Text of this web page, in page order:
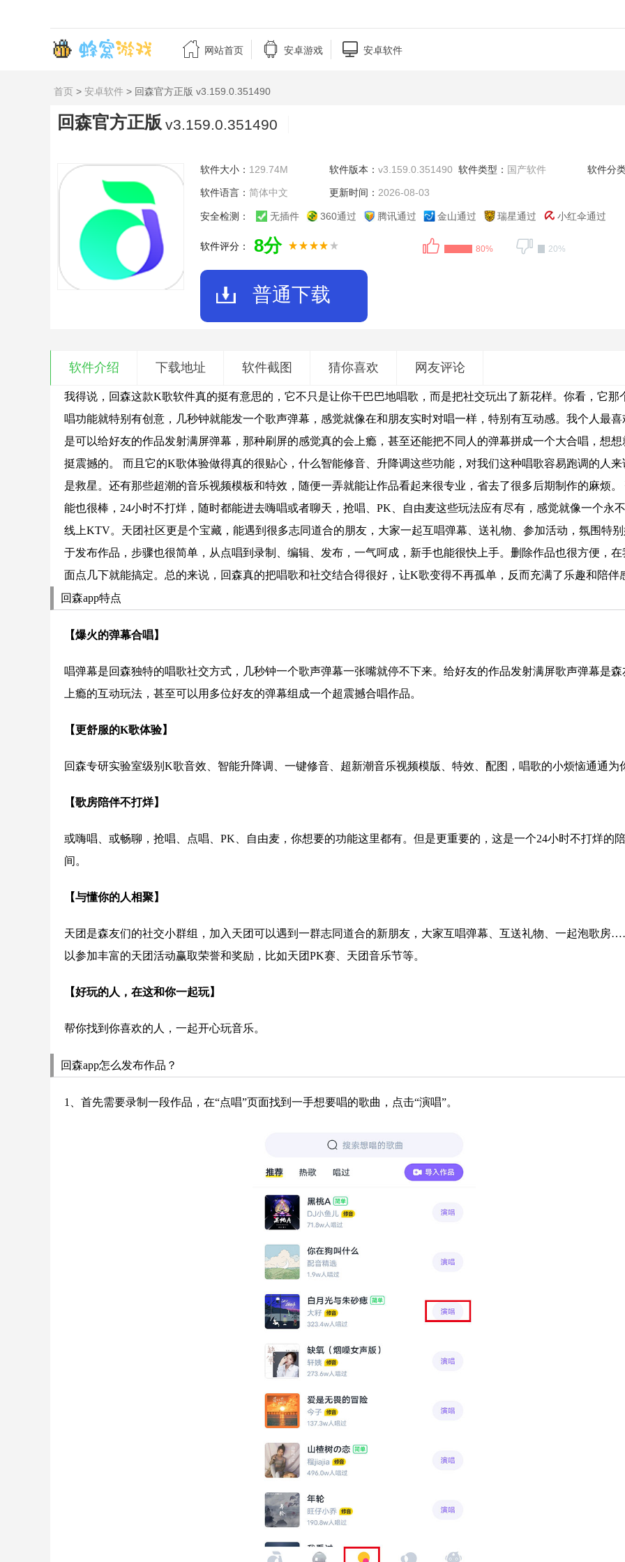
 网站首页  安卓游戏  安卓软件
首页 > 安卓软件 > 回森官方正版 v3.159.0.351490
回森官方正版 v3.159.0.351490
软件大小： 129.74M 软件版本： v3.159.0.351490 软件类型： 国产软件 软件分类
软件语言： 简体中文 更新时间： 2026-08-03
安全检测： 无插件 360通过 腾讯通过 金山通过 瑞星通过 小红伞通过
软件评分： 8分 80% 20%
普通下载
软件介绍 下载地址 软件截图 猜你喜欢 网友评论
我得说，回森这款K歌软件真的挺有意思的，它不只是让你干巴巴地唱歌，而是把社交玩出了新花样。你看，它那
唱功能就特别有创意，几秒钟就能发一个歌声弹幕，感觉就像在和朋友实时对唱一样，特别有互动感。我个人最喜
是可以给好友的作品发射满屏弹幕，那种刷屏的感觉真的会上瘾，甚至还能把不同人的弹幕拼成一个大合唱，想想
挺震撼的。 而且它的K歌体验做得真的很贴心，什么智能修音、升降调这些功能，对我们这种唱歌容易跑调的人来
是救星。还有那些超潮的音乐视频模板和特效，随便一弄就能让作品看起来很专业，省去了很多后期制作的麻烦。
能也很棒，24小时不打烊，随时都能进去嗨唱或者聊天，抢唱、PK、自由麦这些玩法应有尽有，感觉就像一个永
线上KTV。天团社区更是个宝藏，能遇到很多志同道合的朋友，大家一起互唱弹幕、送礼物、参加活动，氛围特
于发布作品，步骤也很简单，从点唱到录制、编辑、发布，一气呵成，新手也能很快上手。删除作品也很方便，在
面点几下就能搞定。总的来说，回森真的把唱歌和社交结合得很好，让K歌变得不再孤单，反而充满了乐趣和陪伴
回森app特点
【爆火的弹幕合唱】
唱弹幕是回森独特的唱歌社交方式，几秒钟一个歌声弹幕一张嘴就停不下来。给好友的作品发射满屏歌声弹幕是森
上瘾的互动玩法，甚至可以用多位好友的弹幕组成一个超震撼合唱作品。
【更舒服的K歌体验】
回森专研实验室级别K歌音效、智能升降调、一键修音、超新潮音乐视频模版、特效、配图，唱歌的小烦恼通通为
【歌房陪伴不打烊】
或嗨唱、或畅聊，抢唱、点唱、PK、自由麦，你想要的功能这里都有。但是更重要的，这是一个24小时不打烊的
间。
【与懂你的人相聚】
天团是森友们的社交小群组，加入天团可以遇到一群志同道合的新朋友，大家互唱弹幕、互送礼物、一起泡歌房
以参加丰富的天团活动赢取荣誉和奖励，比如天团PK赛、天团音乐节等。
【好玩的人，在这和你一起玩】
帮你找到你喜欢的人，一起开心玩音乐。
回森app怎么发布作品？
1、首先需要录制一段作品，在“点唱”页面找到一手想要唱的歌曲，点击“演唱”。